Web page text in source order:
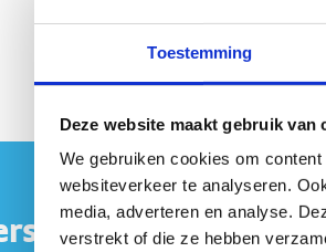
Toestemming
Deze website maakt gebruik van
We gebruiken cookies om
websiteverkeer te analyseren.
media, adverteren en analyse.
verstrekt of die ze hebben